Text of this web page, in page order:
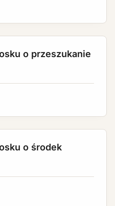
o przeszukanie
o środek